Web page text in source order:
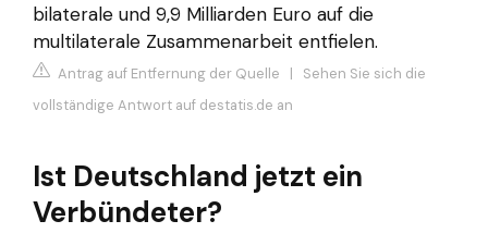
bilaterale und 9,9 Milliarden Euro auf die
multilaterale Zusammenarbeit entfielen.
Antrag auf Entfernung der Quelle | Sehen Sie sich die
vollständige Antwort auf destatis.de an
Ist Deutschland jetzt ein
Verbündeter?